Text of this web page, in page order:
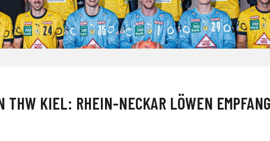
THW KIEL: RHEIN-NECKAR LÖWEN